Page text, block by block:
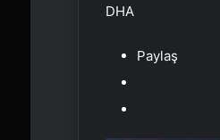
DHA
Paylaş